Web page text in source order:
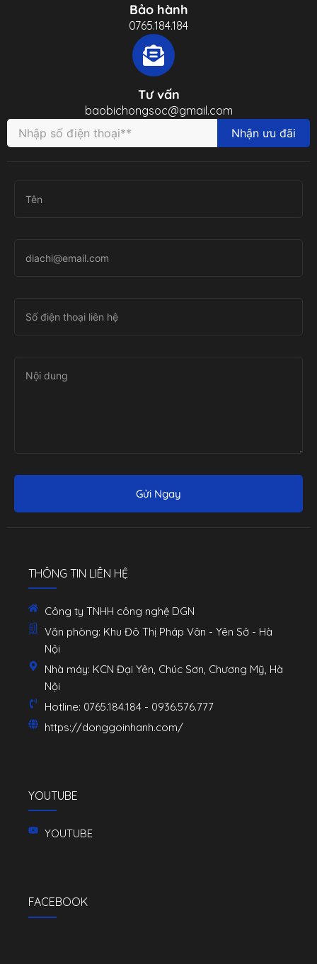
Bảo hành
0765.184.184
Tư vấn
baobichongsoc@gmail.com
Nhận ưu đãi
Gửi Ngay
THÔNG TIN LIÊN HỆ
Công ty TNHH công nghệ DGN
Văn phòng: Khu Đô Thị Pháp Vân - Yên Sở - Hà
Nội
Nhà máy: KCN Đại Yên, Chúc Sơn, Chương Mỹ, Hà
Nội
Hotline: 0765.184.184 - 0936.576.777
https://donggoinhanh.com/
YOUTUBE
YOUTUBE
FACEBOOK